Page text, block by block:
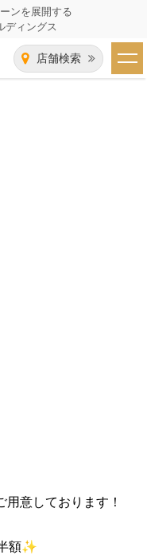
ンを展開する
ディングス
店舗検索
集
意しております！
額✨